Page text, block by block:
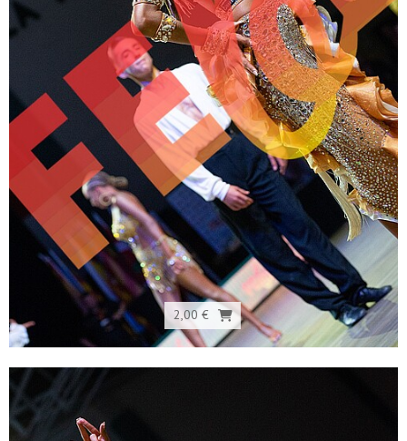
2,00 €